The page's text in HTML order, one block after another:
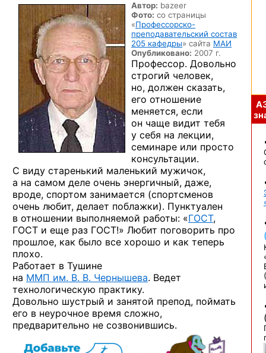
Автор: bazeer
Фото: со страницы
«Профессорско-
преподавательский состав
205 кафедры» сайта МАИ
Опубликовано: 2007 г.
Профессор. Довольно
строгий человек,
но, должен сказать,
его отношение
меняется, если
он чаще видит тебя
у себя на лекции,
семинаре или просто
консультации.
С виду старенький маленький мужичок,
а на самом деле очень энергичный, даже,
вроде, спортом занимается (спортсменов
очень любит, делает поблажки). Пунктуален
в отношении выполняемой работы: «ГОСТ,
ГОСТ и еще раз ГОСТ!» Любит поговорить про
прошлое, как было все хорошо и как теперь
плохо.
Работает в Тушине
на ММП им. В. В. Чернышева. Ведет
технологическую практику.
Довольно шустрый и занятой препод, поймать
его в неурочное время сложно,
предварительно не созвонившись.
(